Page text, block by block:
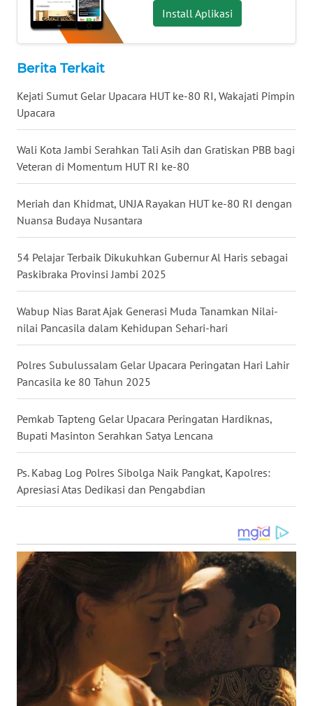
Install Aplikasi
Berita Terkait
Kejati Sumut Gelar Upacara HUT ke-80 RI, Wakajati Pimpin
Upacara
Wali Kota Jambi Serahkan Tali Asih dan Gratiskan PBB bagi
Veteran di Momentum HUT RI ke-80
Meriah dan Khidmat, UNJA Rayakan HUT ke-80 RI dengan
Nuansa Budaya Nusantara
54 Pelajar Terbaik Dikukuhkan Gubernur Al Haris sebagai
Paskibraka Provinsi Jambi 2025
Wabup Nias Barat Ajak Generasi Muda Tanamkan Nilai-
nilai Pancasila dalam Kehidupan Sehari-hari
Polres Subulussalam Gelar Upacara Peringatan Hari Lahir
Pancasila ke 80 Tahun 2025
Pemkab Tapteng Gelar Upacara Peringatan Hardiknas,
Bupati Masinton Serahkan Satya Lencana
Ps. Kabag Log Polres Sibolga Naik Pangkat, Kapolres:
Apresiasi Atas Dedikasi dan Pengabdian
WN
MALUKU
MALUT
WN
DANAU
WN
NIAS
WN
LANGKAT
WN
TAPANULI
SELATAN
WN
LESUNG
KARO
WN
LABUHANBATU
WN DELI
SERDANG